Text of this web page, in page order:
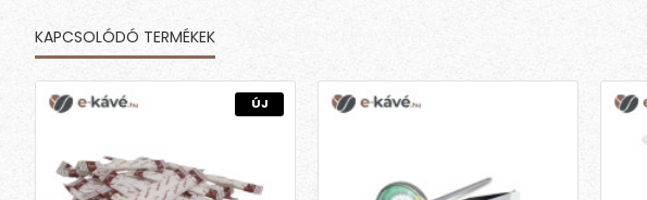
KAPCSOLÓDÓ TERMÉKEK
ÚJ